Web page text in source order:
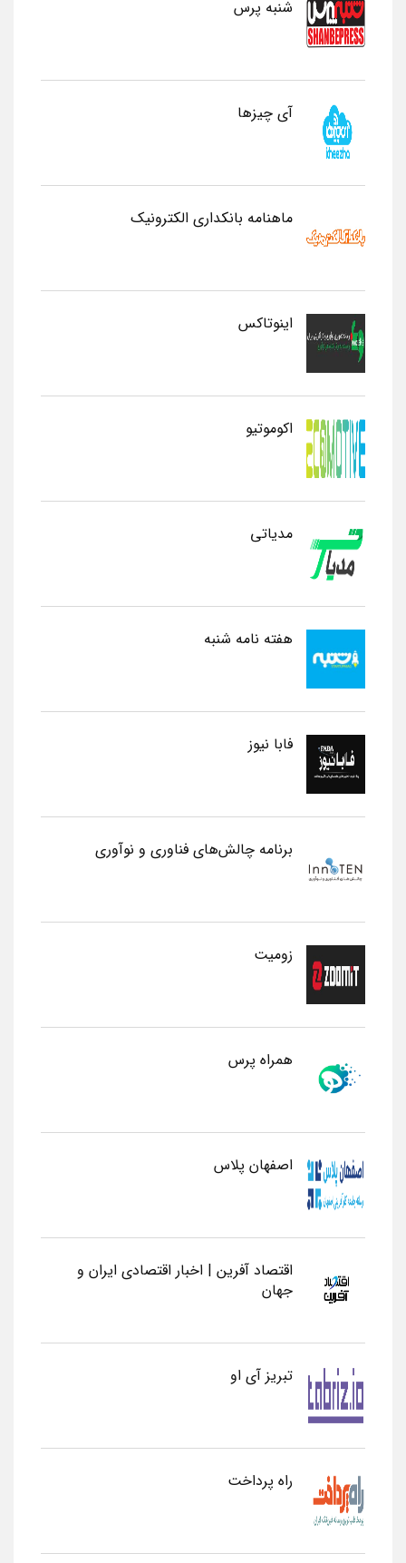
شنبه پرس
آی چیزها
ماهنامه بانکداری الکترونیک
اینوتاکس
اکوموتیو
مدیاتی
هفته نامه شنبه
فابا نیوز
برنامه چالش‌های فناوری و نوآوری
زومیت
همراه پرس
اصفهان پلاس
اقتصاد آفرین | اخبار اقتصادی ایران و
جهان
تبریز آی او
راه پرداخت